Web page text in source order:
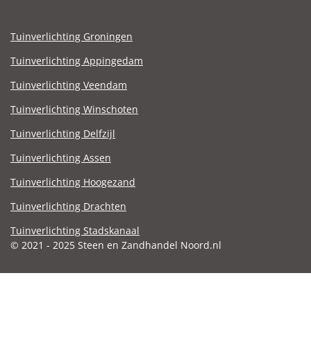
Tuinverlichting Groningen
Tuinverlichting Appingedam
Tuinverlichting Veendam
Tuinverlichting Winschoten
Tuinverlichting Delfzijl
Tuinverlichting Assen
Tuinverlichting Hoogezand
Tuinverlichting Drachten
Tuinverlichting Stadskanaal
© 2021 - 2025 Steen en Zandhandel Noord.nl